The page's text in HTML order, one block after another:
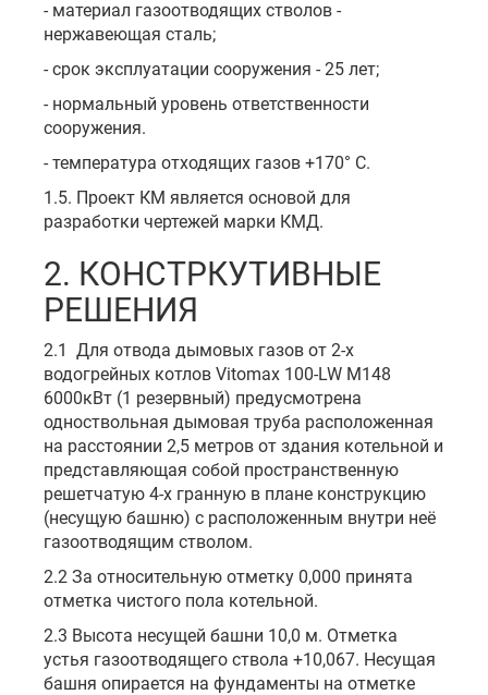
- материал газоотводящих стволов -
нержавеющая сталь;
- срок эксплуатации сооружения - 25 лет;
- нормальный уровень ответственности
сооружения.
- температура отходящих газов +170° С.
1.5. Проект КМ является основой для
разработки чертежей марки КМД.
2. КОНСТРКУТИВНЫЕ
РЕШЕНИЯ
2.1 Для отвода дымовых газов от 2-х
водогрейных котлов Vitomax 100-LW M148
6000кВт (1 резервный) предусмотрена
одноствольная дымовая труба расположенная
на расстоянии 2,5 метров от здания котельной и
представляющая собой пространственную
решетчатую 4-х гранную в плане конструкцию
(несущую башню) с расположенным внутри неё
газоотводящим стволом.
2.2 За относительную отметку 0,000 принята
отметка чистого пола котельной.
2.3 Высота несущей башни 10,0 м. Отметка
устья газоотводящего ствола +10,067. Несущая
башня опирается на фундаменты на отметке